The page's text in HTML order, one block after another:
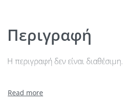
Περιγραφή
Η περιγραφή δεν είναι διαθέσιμη.